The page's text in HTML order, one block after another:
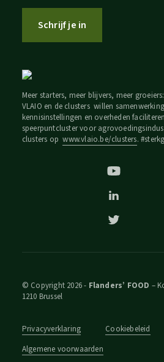
Schrijf je in
Meer starters, meer blijvers, meer
VLAIO en de clusters willen
kennisinstellingen en overheden
speerpuntcluster voor
clusters opwww.vlaio.be/clusters.
© Copyright 2026 - Flanders’ FOOD –
1210 Brussel
Privacyverklaring
Cookiebeleid
Algemene voorwaarden